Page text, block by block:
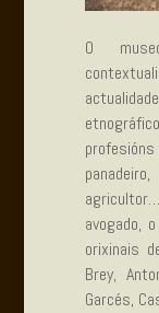
O
avogado,
orixinais
Brey,
Garcés,